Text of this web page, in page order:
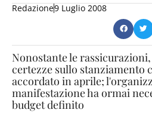
Redazione9 Luglio 2008
Nonostante le
certezze sullo stanziamento
accordato in aprile;
manifestazione ha ormai
budget definito